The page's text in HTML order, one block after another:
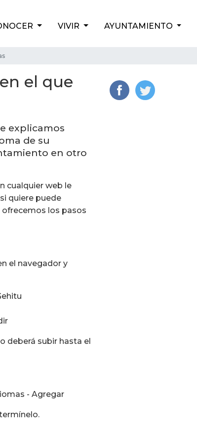
VIVIR AYUNTAMIENTO
el que
explicamos
de su
en otro
cualquier web le
quiere puede
ofrecemos los pasos
el navegador y
deberá subir hasta el
- Agregar